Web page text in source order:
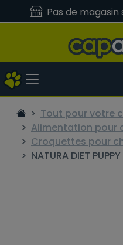
Pas de
Tout pour votre
Alimentation pour
Croquettes pour
NATURA DIET